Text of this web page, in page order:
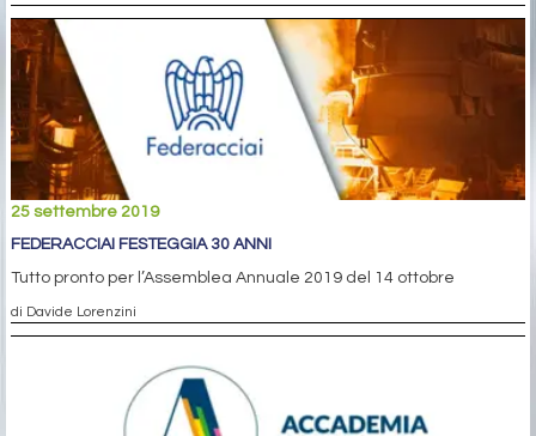
25 settembre 2019
FEDERACCIAI FESTEGGIA 30 ANNI
Tutto pronto per l’Assemblea Annuale 2019 del 14 ottobre
di Davide Lorenzini